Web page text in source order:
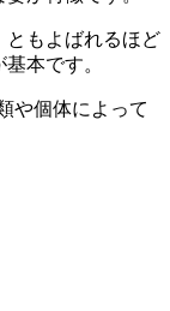
ともよばれるほど
本です。
や個体によって